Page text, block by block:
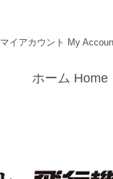
マイアカウント My
ホーム Home